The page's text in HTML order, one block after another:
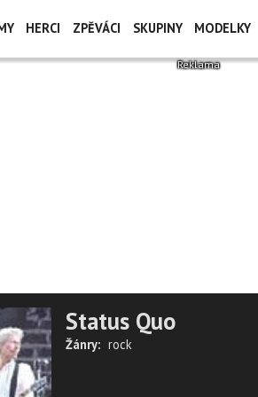
HERCI ZPĚVÁCI SKUPINY MODELKY
Status Quo
Žánry: rock